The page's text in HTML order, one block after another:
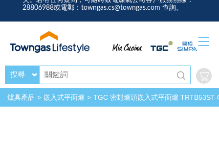
28806988或電郵：towngas.cs@towngas.com 查詢。
搜尋
爐具產品 嵌入式平面爐 TGC 密封爐頭嵌入式平面爐 TRTB53ST-